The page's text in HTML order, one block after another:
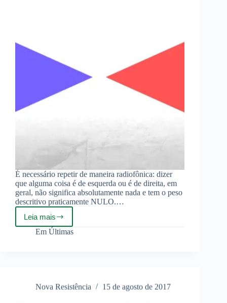
É necessário repetir de maneira radiofônica: dizer
que alguma coisa é de esquerda ou é de direita, em
geral, não significa absolutamente nada e tem o peso
descritivo praticamente NULO.…
Leia maisEsquerda
e
sentido
Em Últimas
Nova Resistência 15 de agosto de 2017